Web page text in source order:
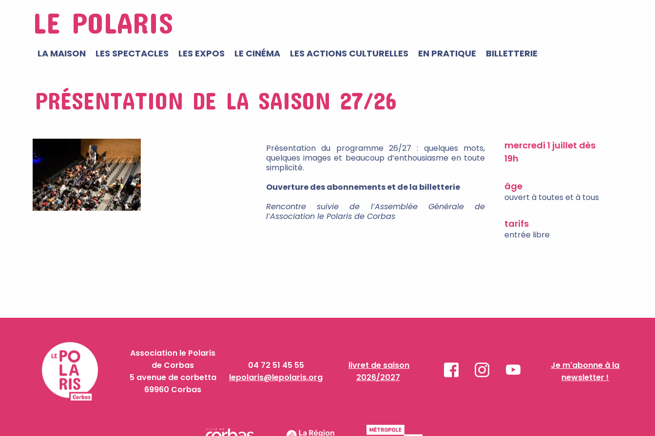
LE POLARIS
LA MAISON LES SPECTACLES LES EXPOS LE CINÉMA LES ACTIONS CULTURELLES EN PRATIQUE BILLETTERIE
PRÉSENTATION DE LA SAISON 27/26
Présentation du programme 26/27 : quelques mots,
quelques images et beaucoup d’enthousiasme en toute
simplicité.
Ouverture des abonnements et de la billetterie
Rencontre suivie de l’Assemblée Générale de
l’Association le Polaris de Corbas
mercredi 1 juillet dès
19h
âge
ouvert à toutes et à tous
tarifs
entrée libre
Association le Polaris
de Corbas
5 avenue de corbetta
69960 Corbas
04 72 51 45 55
lepolaris@lepolaris.org
livret de saison
2026/2027
Je m'abonne à la
newsletter !